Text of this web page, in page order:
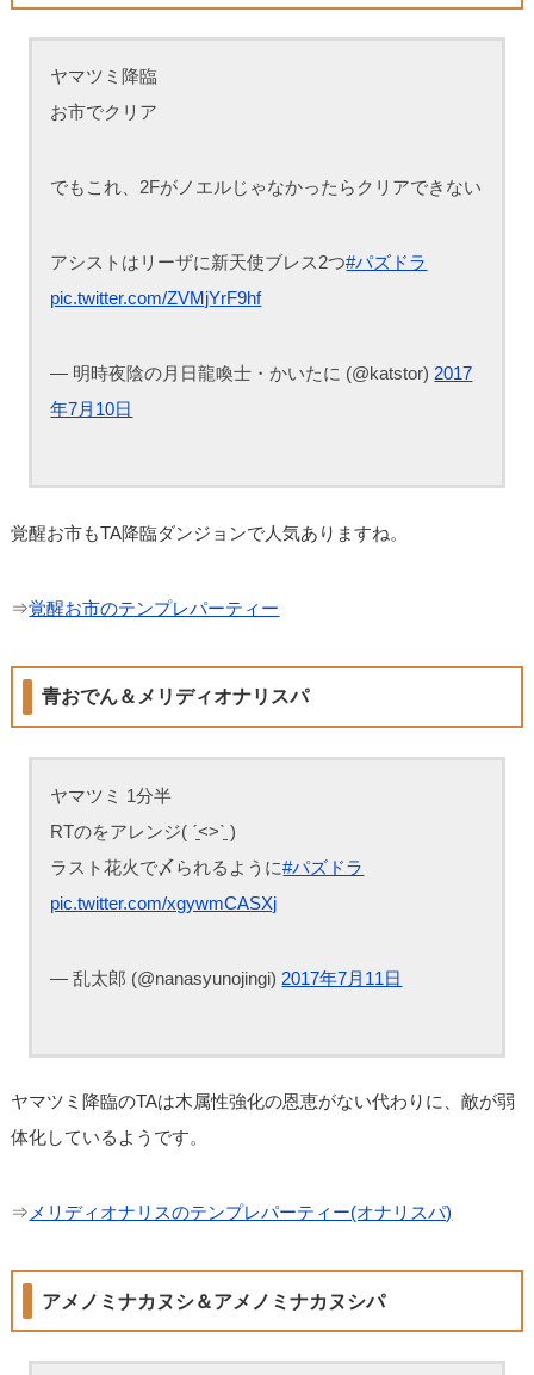
ヤマツミ降臨
お市でクリア
でもこれ、2Fがノエルじゃなかったらクリアできない
アシストはリーザに新天使ブレス2つ#パズドラ
pic.twitter.com/ZVMjYrF9hf
— 明時夜陰の月日龍喚士・かいたに (@katstor) 2017
年7月10日
覚醒お市もTA降臨ダンジョンで人気ありますね。
⇒覚醒お市のテンプレパーティー
青おでん＆メリディオナリスパ
ヤマツミ 1分半
RTのをアレンジ( ˊ̱˂˃ˋ̱ )
ラスト花火で〆られるように#パズドラ
pic.twitter.com/xgywmCASXj
— 乱太郎 (@nanasyunojingi) 2017年7月11日
ヤマツミ降臨のTAは木属性強化の恩恵がない代わりに、敵が弱
体化しているようです。
⇒ メリディオナリスのテンプレパーティー(オナリスパ)
アメノミナカヌシ＆アメノミナカヌシパ